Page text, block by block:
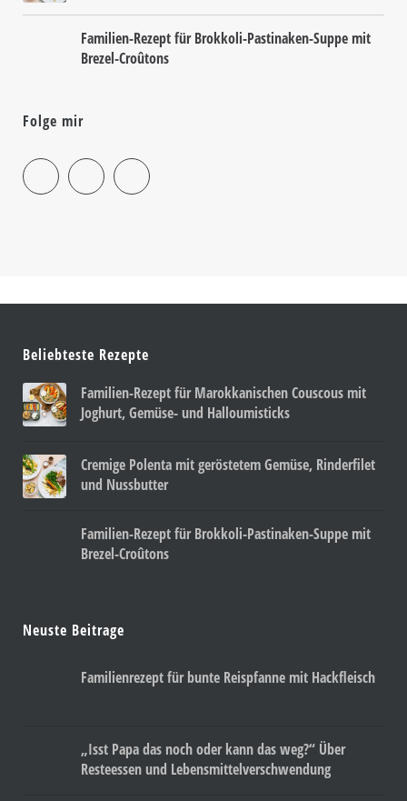
Familien-Rezept für Brokkoli-Pastinaken-Suppe mit
Brezel-Croûtons
Folge mir
Beliebteste Rezepte
Familien-Rezept für Marokkanischen Couscous mit
Joghurt, Gemüse- und Halloumisticks
Cremige Polenta mit geröstetem Gemüse, Rinderfilet
und Nussbutter
Familien-Rezept für Brokkoli-Pastinaken-Suppe mit
Brezel-Croûtons
Neuste Beitrage
Familienrezept für bunte Reispfanne mit Hackfleisch
„Isst Papa das noch oder kann das weg?“ Über
Resteessen und Lebensmittelverschwendung